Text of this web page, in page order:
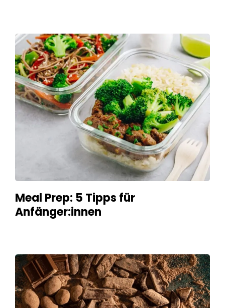
Meal Prep: 5 Tipps für
Anfänger:innen